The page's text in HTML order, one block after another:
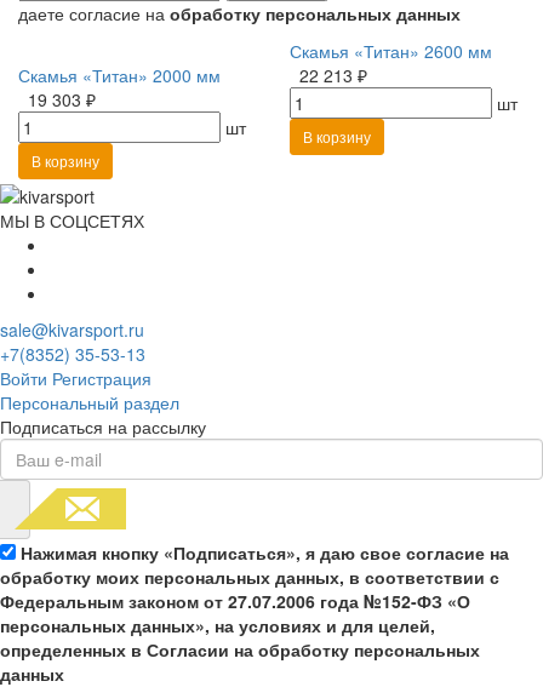
даете согласие на обработку персональных данных
Скамья «Титан» 2000 мм
19 303 ₽
шт
В корзину
Скамья «Титан» 2600 мм
22 213 ₽
шт
В корзину
МЫ В СОЦСЕТЯХ
sale@kivarsport.ru
+7(8352) 35-53-13
Войти Регистрация
Персональный раздел
Подписаться на рассылку
Нажимая кнопку «Подписаться», я даю свое согласие на
обработку моих персональных данных, в соответствии с
Федеральным законом от 27.07.2006 года №152-ФЗ «О
персональных данных», на условиях и для целей,
определенных в Согласии на обработку персональных
данных